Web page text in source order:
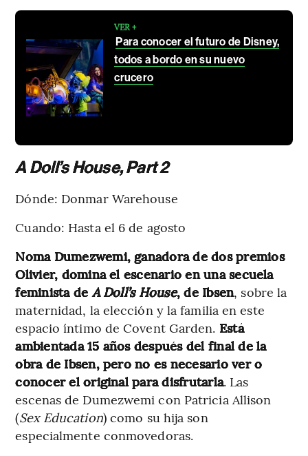
VER +
Para conocer el futuro de Disney,
todos a bordo en su nuevo
crucero
A Doll’s House, Part 2
Dónde: Donmar Warehouse
Cuando: Hasta el 6 de agosto
Noma Dumezwemi, ganadora de dos premios
Olivier, domina el escenario en una secuela
feminista deA Doll’s House, de Ibsen, sobre la
maternidad, la elección y la familia en este
espacio íntimo de Covent Garden. Está
ambientada 15 años después del final de la
obra de Ibsen, pero no es necesario ver o
conocer el original para disfrutarla. Las
escenas de Dumezwemi con Patricia Allison
(Sex Education) como su hija son
especialmente conmovedoras.